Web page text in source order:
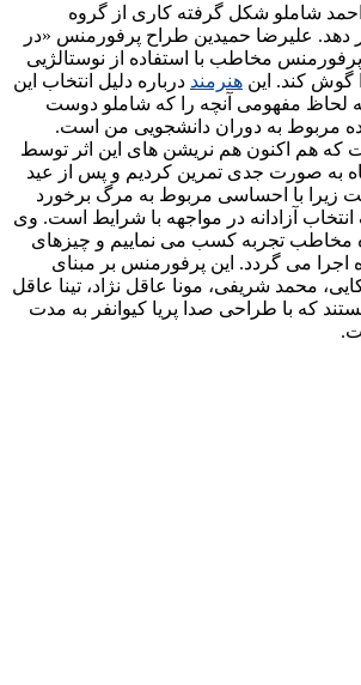
حال اجراست. این اثر که بر مبنای شعری از احمد شاملو شکل گرفته کاری از گروه
دهد. علیرضا حمیدین طراح پرفورمنس «در
مخاطب با استفاده از نوستالژیی
گوش کند. این هنرمند درباره دلیل انتخاب این
لحاظ مفهومی آنچه را که شاملو دوست
مربوط به دوران دانشجویی من است.
که هم اکنون هم نریشن های این اثر توسط
مدت زمان تمرین این پرفورمنس اظهار نمود: این اثر ۵ سال در ذهنم ماند اما زمانی که تصمیم به اجرای آن گرفتیم، حدود ۶ ماه به صورت جدی تمرین کردیم و پس از عید
زیرا با احساسی مربوط به مرگ برخورد
آزادانه در مواجهه با شرایط است. وی
مخاطب تجربه کسب می نماییم و چیزهای
فصل اول اجراهای خویش را پشت سر گذاشته است در فصل دوم ۱۹ تا ۲۴ خرداد در گالری ایده اجرا می گردد. این پرفورمنس بر مبنای
محمد شریفی، مونا عاقل نژاد، تینا عاقل
که با طراحی صدا پریا کیوانفر به مدت